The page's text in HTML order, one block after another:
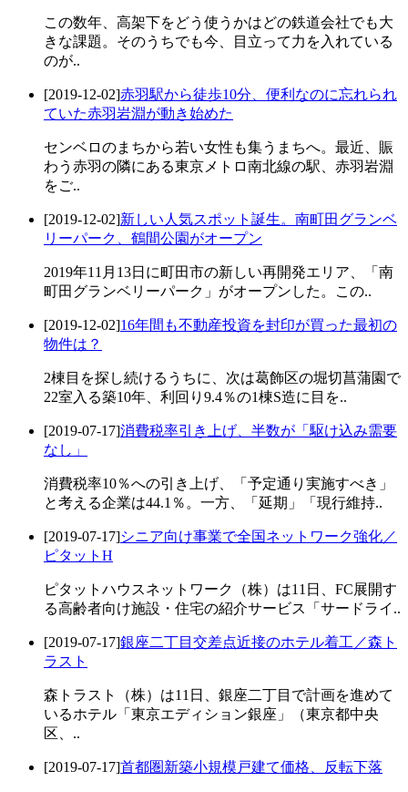
この数年、高架下をどう使うかはどの鉄道会社でも大
きな課題。そのうちでも今、目立って力を入れている
のが..
[2019-12-02]赤羽駅から徒歩10分、便利なのに忘れられ
ていた赤羽岩淵が動き始めた
センベロのまちから若い女性も集うまちへ。最近、賑
わう赤羽の隣にある東京メトロ南北線の駅、赤羽岩淵
をご..
[2019-12-02]新しい人気スポット誕生。南町田グランベ
リーパーク、鶴間公園がオープン
2019年11月13日に町田市の新しい再開発エリア、「南
町田グランベリーパーク」がオープンした。この..
[2019-12-02]16年間も不動産投資を封印が買った最初の
物件は？
2棟目を探し続けるうちに、次は葛飾区の堀切菖蒲園で
22室入る築10年、利回り9.4％の1棟S造に目を..
[2019-07-17]消費税率引き上げ、半数が「駆け込み需要
なし」
消費税率10％への引き上げ、「予定通り実施すべき」
と考える企業は44.1％。一方、「延期」「現行維持..
[2019-07-17]シニア向け事業で全国ネットワーク強化／
ピタットH
ピタットハウスネットワーク（株）は11日、FC展開す
る高齢者向け施設・住宅の紹介サービス「サードライ..
[2019-07-17]銀座二丁目交差点近接のホテル着工／森ト
ラスト
森トラスト（株）は11日、銀座二丁目で計画を進めて
いるホテル「東京エディション銀座」（東京都中央
区、..
[2019-07-17]首都圏新築小規模戸建て価格、反転下落